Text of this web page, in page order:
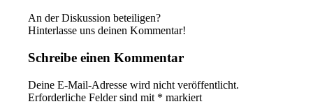
An der Diskussion beteiligen?
Hinterlasse uns deinen Kommentar!
Schreibe einen Kommentar
Deine E-Mail-Adresse wird nicht veröffentlicht.
Erforderliche Felder sind mit * markiert